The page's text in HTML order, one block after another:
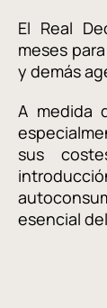
El Real
meses
y demás
A medida
sus
esencial